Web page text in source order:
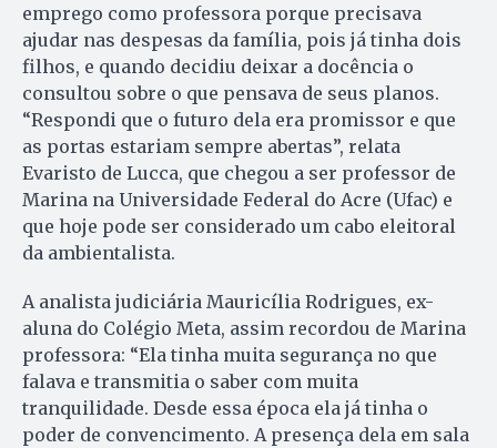
emprego como professora porque precisava
ajudar nas despesas da família, pois já tinha dois
filhos, e quando decidiu deixar a docência o
consultou sobre o que pensava de seus planos.
“Respondi que o futuro dela era promissor e que
as portas estariam sempre abertas”, relata
Evaristo de Lucca, que chegou a ser professor de
Marina na Universidade Federal do Acre (Ufac) e
que hoje pode ser considerado um cabo eleitoral
da ambientalista.
A analista judiciária Mauricília Rodrigues, ex-
aluna do Colégio Meta, assim recordou de Marina
professora: “Ela tinha muita segurança no que
falava e transmitia o saber com muita
tranquilidade. Desde essa época ela já tinha o
poder de convencimento. A presença dela em sala